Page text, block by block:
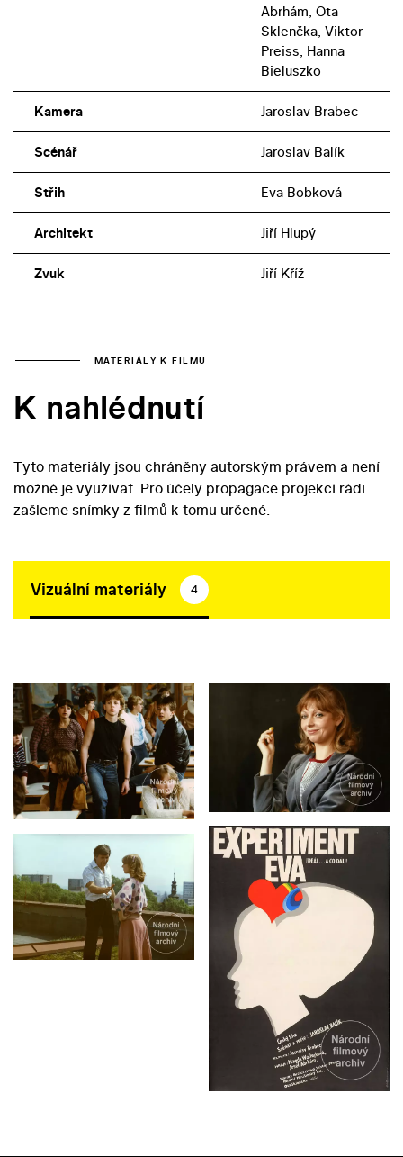
Abrhám, Ota
Sklenčka, Viktor
Preiss, Hanna
Bieluszko
Kamera Jaroslav Brabec
Scénář Jaroslav Balík
Střih Eva Bobková
Architekt Jiří Hlupý
Zvuk Jiří Kříž
MATERIÁLY K FILMU
K nahlédnutí
Tyto materiály jsou chráněny autorským právem a není
možné je využívat. Pro účely propagace projekcí rádi
zašleme snímky z filmů k tomu určené.
Vizuální materiály 4